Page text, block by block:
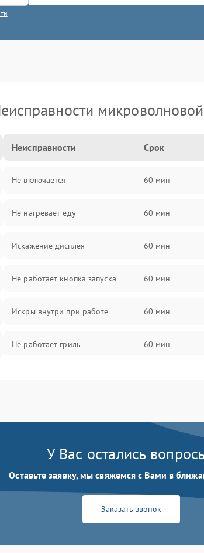
Неисправности Срок
Не включается 60 мин
Не нагревает еду 60 мин
Искажение дисплея 60 мин
Не работает кнопка запуска 60 мин
Искры внутри при работе 60 мин
Не работает гриль 60 мин
Проблемы с вентилятором 60 мин
У Вас остались
Оставьте заявку, мы свяжемся с Вами в
Заказать звонок